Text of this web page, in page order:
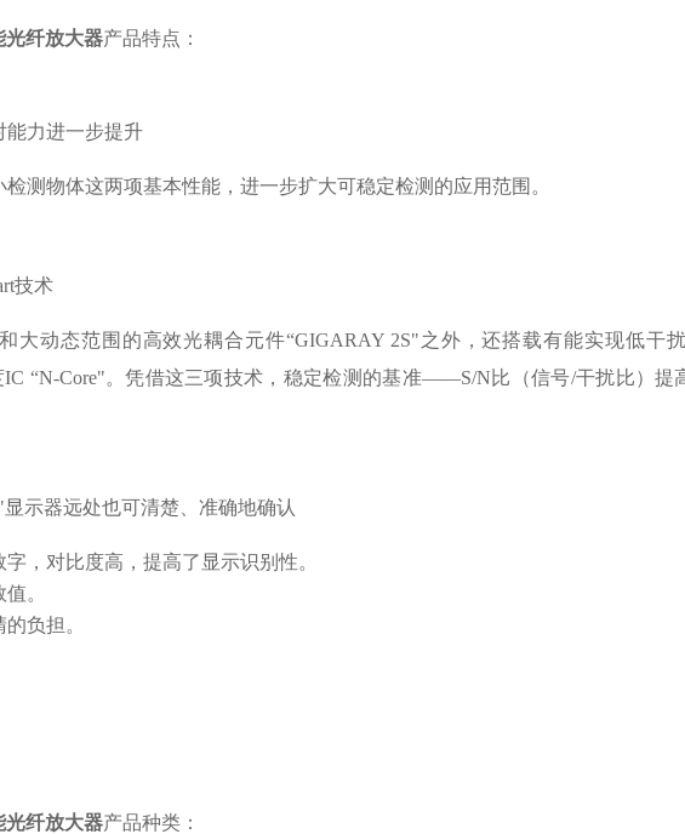
光纤放大器产品特点：
能力进一步提升
测物体这两项基本性能，进一步扩大可稳定检测的应用范围。
技术
大动态范围的高效光耦合元件“GIGARAY 2S"之外，还搭载有能实现低干扰
IC “N-Core"。凭借这三项技术，稳定检测的基准——S/N比（信号/干扰比）提
示器远处也可清楚、准确地确认
，对比度高，提高了显示识别性。
。
负担。
光纤放大器产品种类：